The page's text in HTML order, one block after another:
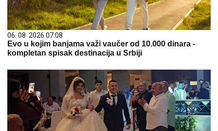
06. 08. 2026 07:08
Evo u kojim banjama važi vaučer od 10.000 dinara -
kompletan spisak destinacija u Srbiji